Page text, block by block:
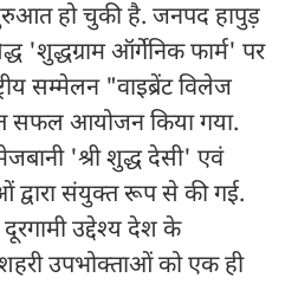
हो चुकी है. जनपद हापुड़
'शुद्धग्राम ऑर्गेनिक फार्म' पर
सम्मेलन "वाइब्रेंट विलेज
सफल आयोजन किया गया.
'श्री शुद्ध देसी' एवं
द्वारा संयुक्त रूप से की गई.
उद्देश्य देश के
उपभोक्ताओं को एक ही